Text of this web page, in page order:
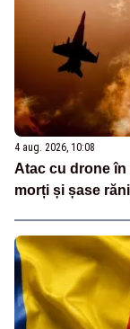
4 aug. 2026, 10:08
Atac cu drone
morți și șase